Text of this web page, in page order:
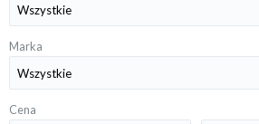
Marka
Cena